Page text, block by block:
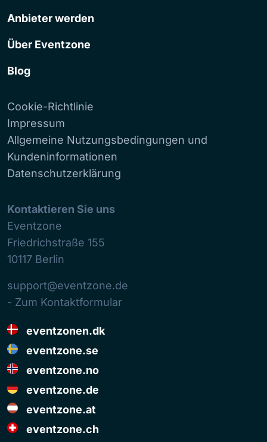
Anbieter werden
Über Eventzone
Blog
Cookie-Richtlinie
Impressum
Allgemeine Nutzungsbedingungen und
Kundeninformationen
Datenschutzerklärung
Kontaktieren Sie uns
Eventzone
Friedrichstraße 155
10117 Berlin
support@eventzone.de
- Zum Kontaktformular
eventzonen.dk
eventzone.se
eventzone.no
eventzone.de
eventzone.at
eventzone.ch